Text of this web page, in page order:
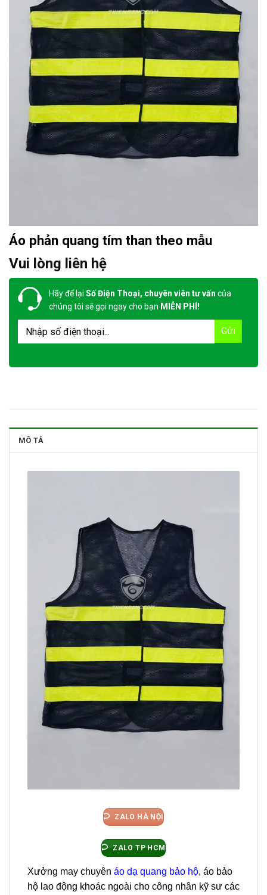
Áo phản quang tím than theo mẫu
Vui lòng liên hệ
Hãy để lại Số Điện Thoại, chuyên viên tư vấn của
chúng tôi sẽ gọi ngay cho bạn MIỄN PHÍ!
MÔ TẢ
ZALO HÀ NỘI
ZALO TP HCM
Xưởng may chuyên áo dạ quang bảo hộ, áo bảo
hộ lao động khoác ngoài cho công nhân kỹ sư các